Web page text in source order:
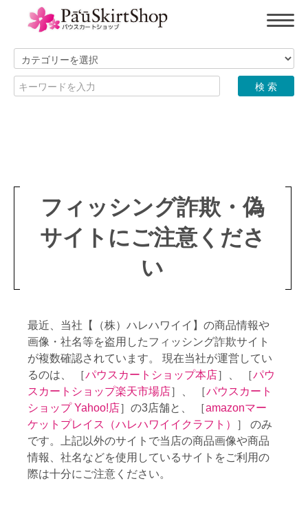
フィッシング詐欺・偽
サイトにご注意くださ
い
最近、当社【（株）ハレハワイイ】の商品情報や
画像・社名等を盗用したフィッシング詐欺サイト
が複数確認されています。 現在当社が運営してい
るのは、 ［パウスカートショップ本店］、 ［パウ
スカートショップ楽天市場店］、 ［パウスカート
ショップ Yahoo!店］の3店舗と、 ［amazonマー
ケットプレイス（ハレハワイイクラフト）
］ のみ
です。上記以外のサイトで当店の商品画像や商品
情報、社名などを使用しているサイトをご利用の
際は十分にご注意ください。